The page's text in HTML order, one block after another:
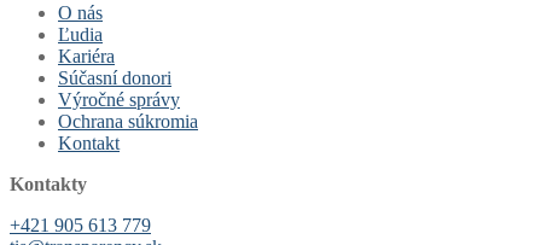
O nás
Ľudia
Kariéra
Súčasní donori
Výročné správy
Ochrana súkromia
Kontakt
Kontakty
+421 905 613 779